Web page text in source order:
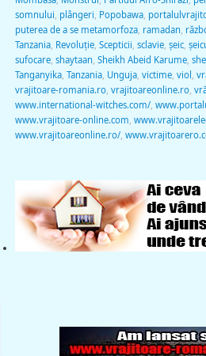
somnului plângeri Popobawa,
puterea de a se metamorfoza, ramadan
Tanzania, Revoluţie, Scepticii sclavie, şeic,
sufocare, shaytaan Sheikh Abeid Karume,
Tanganyika, Tanzania, Unguja, victime, viol
vrajitoare-romania.ro, vrajitoareonline.ro,
www.international-witches.com/,
www.vrajitoare-online.com
www.vrajitoareonline.ro/,